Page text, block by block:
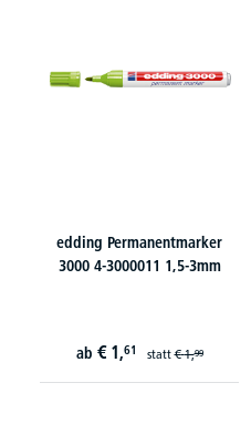
edding Permanentmarker
3000 4-3000011 1,5-3mm
ab € 1,61 statt€ 1,99